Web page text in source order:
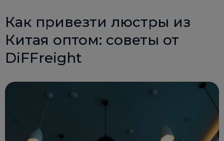
Как привезти люстры из
Китая оптом: советы от
DiFFreight